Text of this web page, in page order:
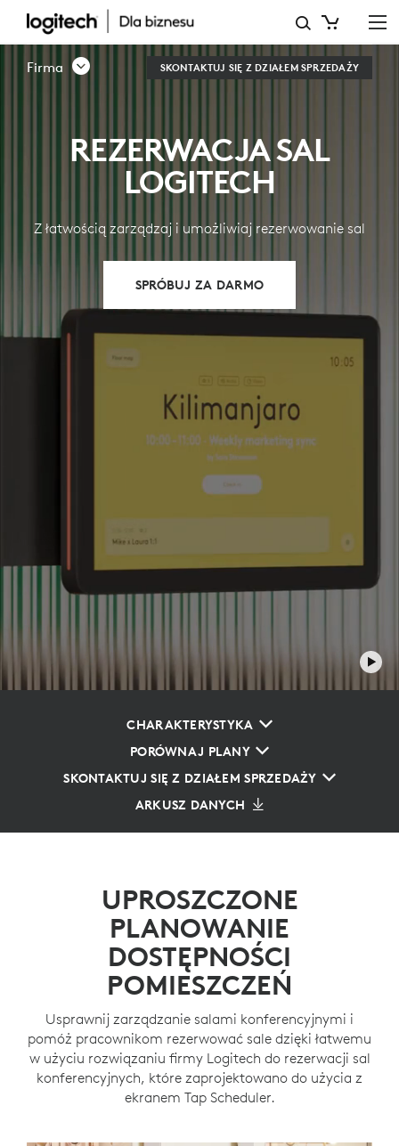
REZERWACJA
SALI
Firma SKONTAKTUJ SIĘ Z DZIAŁEM SPRZEDAŻY
REZERWACJA SAL
LOGITECH
Z łatwością zarządzaj i umożliwiaj rezerwowanie sal
SPRÓBUJ ZA DARMO
CHARAKTERYSTYKA
PORÓWNAJ PLANY
SKONTAKTUJ SIĘ Z DZIAŁEM SPRZEDAŻY
ARKUSZ DANYCH
UPROSZCZONE
PLANOWANIE
DOSTĘPNOŚCI
POMIESZCZEŃ
Usprawnij zarządzanie salami konferencyjnymi i
pomóż pracownikom rezerwować sale dzięki łatwemu
w użyciu rozwiązaniu firmy Logitech do rezerwacji sal
konferencyjnych, które zaprojektowano do użycia z
ekranem Tap Scheduler.